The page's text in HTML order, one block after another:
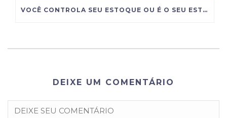
VOCÊ CONTROLA SEU ESTOQUE OU É O SEU ESTOQUE QUE CONTROLA VOCÊ?
DEIXE UM COMENTÁRIO